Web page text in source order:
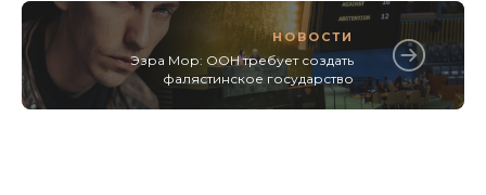
НОВОСТИ
Эзра Мор: ООН требует создать
фалястинское государство